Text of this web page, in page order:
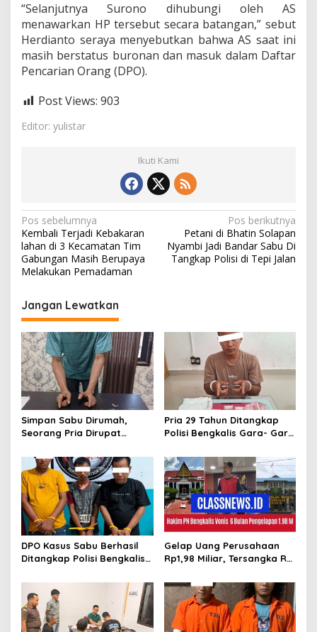
“Selanjutnya Surono dihubungi oleh AS
menawarkan HP tersebut secara batangan,” sebut
Herdianto seraya menyebutkan bahwa AS saat ini
masih berstatus buronan dan masuk dalam Daftar
Pencarian Orang (DPO).
Post Views: 903
Editor: yulistar
Ikuti Kami
N
a
v
i
g
a
s
i
p
o
s
Pos sebelumnya
Kembali Terjadi Kebakaran
lahan di 3 Kecamatan Tim
Gabungan Masih Berupaya
Melakukan Pemadaman
Pos berikutnya
Petani di Bhatin Solapan
Nyambi Jadi Bandar Sabu Di
Tangkap Polisi di Tepi Jalan
Jangan Lewatkan
Simpan Sabu Dirumah,
Seorang Pria Dirupat
Pria 29 Tahun Ditangkap
Polisi Bengkalis Gara- Gara
DPO Kasus Sabu Berhasil
Ditangkap Polisi Bengkalis,
Diringkus
Gelap Uang Perusahaan
Rp1,98 Miliar, Tersangka RS
PN Bengkalis, JPU Ajukan
Banding